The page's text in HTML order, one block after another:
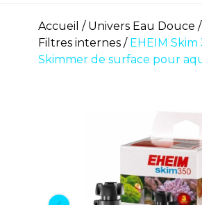
Accueil Univers Eau Douce
Filtres internes
EHEIM Skim
Skimmer de surface pour